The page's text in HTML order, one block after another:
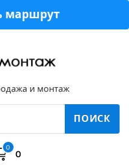
маршрут
и монтаж
ПОИСК
0
0